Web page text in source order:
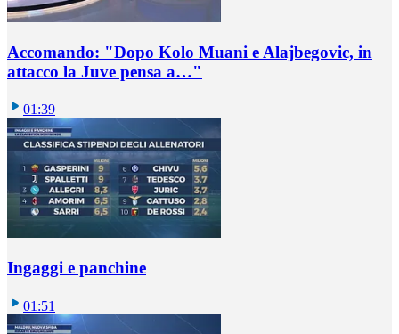
Accomando: "Dopo Kolo Muani e Alajbegovic, in
attacco la Juve pensa a…"
01:39
Ingaggi e panchine
01:51